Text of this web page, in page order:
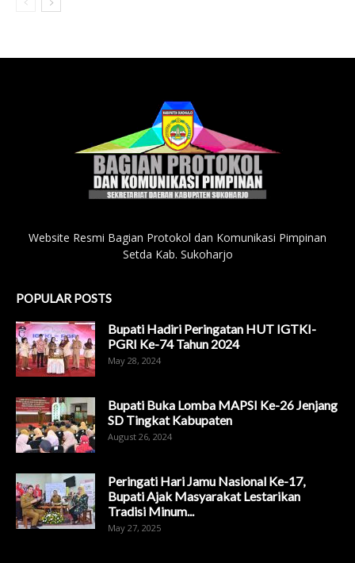
Website Resmi Bagian Protokol dan Komunikasi Pimpinan
Setda Kab. Sukoharjo
POPULAR POSTS
Bupati Hadiri Peringatan HUT IGTKI-
PGRI Ke-74 Tahun 2024
May 28, 2024
Bupati Buka Lomba MAPSI Ke-26 Jenjang
SD Tingkat Kabupaten
August 26, 2024
Peringati Hari Jamu Nasional Ke-17,
Bupati Ajak Masyarakat Lestarikan
Tradisi Minum...
May 27, 2025